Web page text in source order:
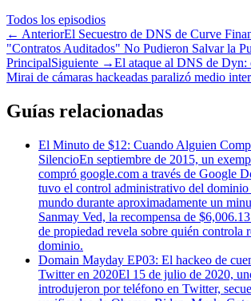
Todos los episodios
← AnteriorEl Secuestro de DNS de Curve
"Contratos Auditados" No Pudieron Salvar la
PrincipalSiguiente →El ataque al DNS de Dyn:
Mirai de cámaras hackeadas paralizó medio
Guías relacionadas
El Minuto de $12: Cuando Alguien
SilencioEn septiembre de 2015, un
compró google.com a través de Google
tuvo el control administrativo del dominio
mundo durante aproximadamente un
Sanmay Ved, la recompensa de
de propiedad revela sobre quién controla
dominio.
Domain Mayday EP03: El hackeo de
Twitter en 2020El 15 de julio de 2020,
introdujeron por teléfono en Twitter,